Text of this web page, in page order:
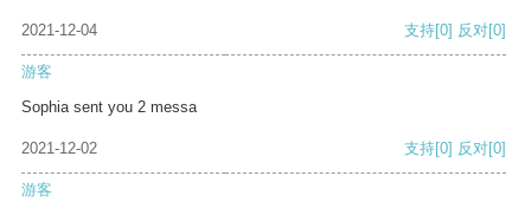
2021-12-04 支持[0] 反对[0]
游客
Sophia sent you 2 messa
2021-12-02 支持[0] 反对[0]
游客